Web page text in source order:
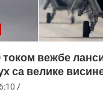
током вежбе
са велике